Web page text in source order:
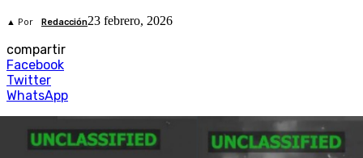
▲ Por Redacción23 febrero, 2026
compartir
Facebook
Twitter
WhatsApp